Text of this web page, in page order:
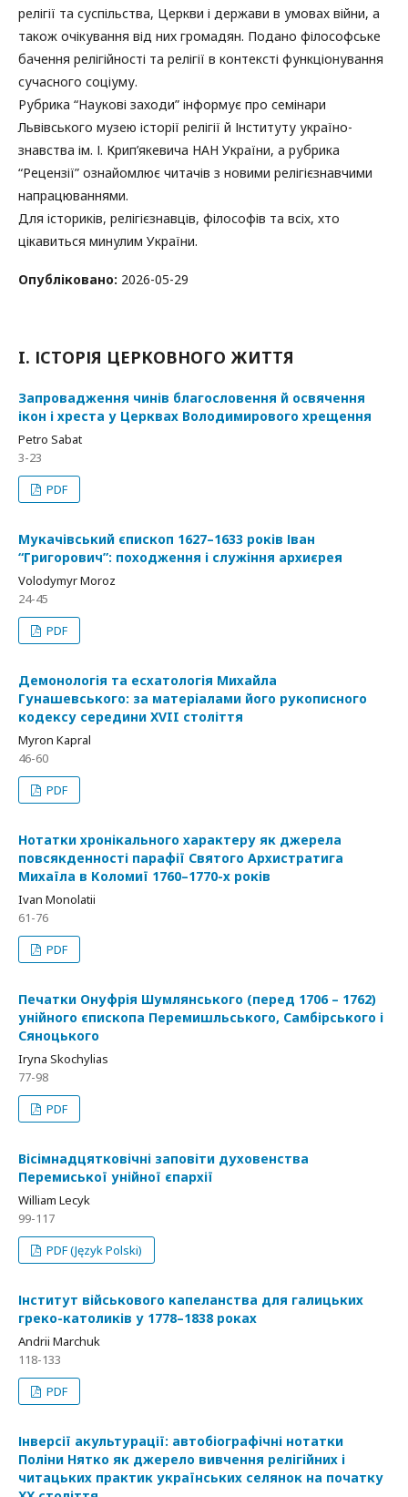
релігії та суспільства, Церкви і держави в умовах війни, а
також очікування від них громадян. Подано філософське
бачення релігійності та релігії в контексті функціонування
сучасного соціуму.
Рубрика “Наукові заходи” інформує про семінари
Львівського музею історії релігії й Інституту україно­
знавства ім. І. Крип’якевича НАН України, а рубрика
“Рецензії” ознайомлює читачів з новими релігієзнавчими
напрацюваннями.
Для істориків, релігієзнавців, філософів та всіх, хто
цікавиться минулим України.
Опубліковано: 2026-05-29
I. ІСТОРІЯ ЦЕРКОВНОГО ЖИТТЯ
Запровадження чинів благословення й освячення
ікон і хреста у Церквах Володимирового хрещення
Petro Sabat
3-23
PDF
Мукачівський єпископ 1627–1633 років Іван
“Григорович”: походження і служіння архиєрея
Volodymyr Moroz
24-45
PDF
Демонологія та есхатологія Михайла
Гунашевського: за матеріалами його рукописного
кодексу середини XVII століття
Myron Kapral
46-60
PDF
Нотатки хронікального характеру як джерела
повсякденності парафії Святого Архистратига
Михаїла в Коломиї 1760–1770-х років
Ivan Monolatii
61-76
PDF
Печатки Онуфрія Шумлянського (перед 1706 – 1762)
унійного єпископа Перемишльського, Самбірського і
Сяноцького
Iryna Skochylias
77-98
PDF
Вісімнадцятковічні заповіти духовенства
Перемиської унійної єпархії
William Lecyk
99-117
PDF (Język Polski)
Інститут військового капеланства для галицьких
греко-католиків у 1778–1838 роках
Andrii Marchuk
118-133
PDF
Інверсії акультурації: автобіографічні нотатки
Поліни Нятко як джерело вивчення релігійних і
читацьких практик українських селянок на початку